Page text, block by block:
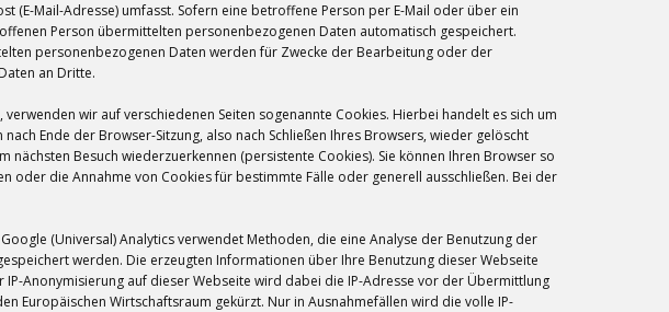
(E-Mail-Adresse) umfasst. Sofern eine betroffene Person per E-Mail oder über ein
Person übermittelten personenbezogenen Daten automatisch gespeichert.
personenbezogenen Daten werden für Zwecke der Bearbeitung oder der
an Dritte.
wir auf verschiedenen Seiten sogenannte Cookies. Hierbei handelt es sich um
Ende der Browser-Sitzung, also nach Schließen Ihres Browsers, wieder gelöscht
Besuch wiederzuerkennen (persistente Cookies). Sie können Ihren Browser so
oder die Annahme von Cookies für bestimmte Fälle oder generell ausschließen. Bei der
(Universal) Analytics verwendet Methoden, die eine Analyse der Benutzung der
werden. Die erzeugten Informationen über Ihre Benutzung dieser Webseite
Anonymisierung auf dieser Webseite wird dabei die IP-Adresse vor der Übermittlung
Europäischen Wirtschaftsraum gekürzt. Nur in Ausnahmefällen wird die volle IP-